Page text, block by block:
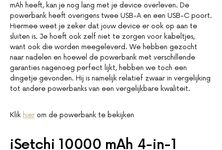
mAh heeft, kan je nog lang met je device overleven. De
powerbank heeft overigens twee USB-A en een USB-C poort.
Hiermee weet je zeker dat jouw device er ook op aan te
sluiten is. Je hoeft ook zelf niet te zorgen voor kabeltjes,
want ook die worden meegeleverd. We hebben gezocht
naar nadelen en hoewel de powerbank met verschillende
garanties nagenoeg perfect lijkt, hebben we toch een
dingetje gevonden. Hij is namelijk relatief zwaar in vergelijking
tot andere powerbanks van een vergelijkbare kwaliteit.
Klik hier om de powerbank te bekijken
iSetchi 10000 mAh 4-in-1